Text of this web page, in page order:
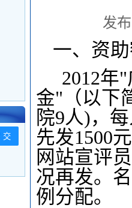
发
一、资
2012年"
金"（以下
院9人)，
先发1500
网站宣评
况再发。
例分配。